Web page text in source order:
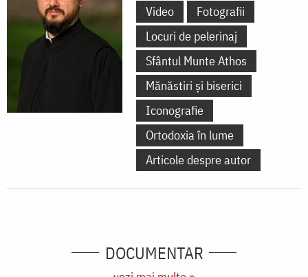
Video
Fotografii
Locuri de pelerinaj
Sfântul Munte Athos
Mănăstiri și biserici
Iconografie
Ortodoxia în lume
Articole despre autor
DOCUMENTAR